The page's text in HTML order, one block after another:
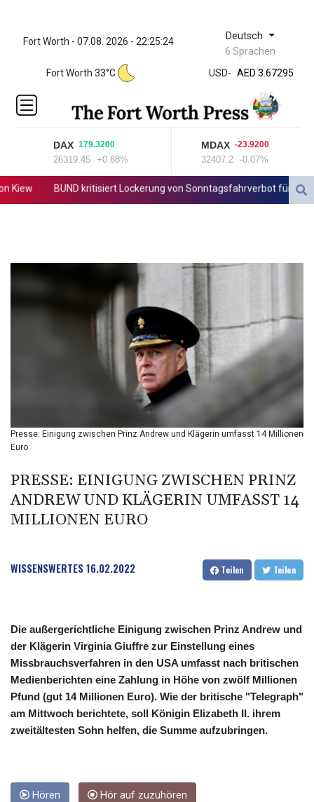
Fort Worth - 07.08. 2026 - 22:25:24 Deutsch
6 Sprachen
Fort Worth 33°C
USD-
ZWL 321.999592
AED 3.67295
AED 3.67295
AFN
ALL 80.603989
AMD
AOA
917.000367
BIF 2987.5
BND 1.281271
BOB 11.884005
BRL 5.083304
BSD 0.999879
BTN 95.145572
BWP 13.496235
BZD 2.010921
CDF 2262.50392
CNY 6.747604
CNH 6.743285
CUC 1
CUP 26.5
CVE 95.703894
CZK 20.982104
DKK 6.46804
DOP 58.250393
DZD 132.93304
DAX 179.3200
26319.45 +0.68%
MDAX -23.9200
32407.2 -0.07%
BUND kritisiert Lockerung von Sonntagsfahrverbot für Lkw -
Presse: Einigung zwischen Prinz Andrew und Klägerin umfasst 14 Millionen
Euro
PRESSE: EINIGUNG ZWISCHEN PRINZ
ANDREW UND KLÄGERIN UMFASST 14
MILLIONEN EURO
WISSENSWERTES16.02.2022 Teilen Teilen
Die außergerichtliche Einigung zwischen Prinz Andrew und
der Klägerin Virginia Giuffre zur Einstellung eines
Missbrauchsverfahren in den USA umfasst nach britischen
Medienberichten eine Zahlung in Höhe von zwölf Millionen
Pfund (gut 14 Millionen Euro). Wie der britische "Telegraph"
am Mittwoch berichtete, soll Königin Elizabeth II. ihrem
zweitältesten Sohn helfen, die Summe aufzubringen.
Hören Hör auf zuzuhören